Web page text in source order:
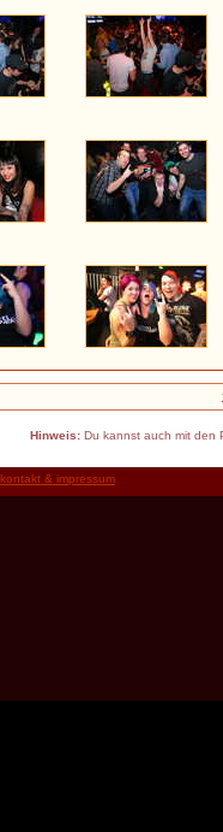
Hinweis:Du kannst auch mit den
kontakt & impressum